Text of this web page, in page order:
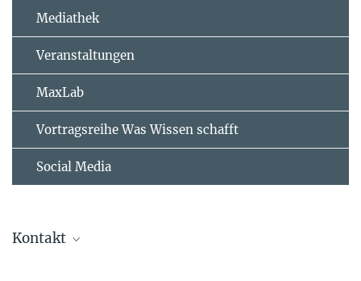
Mediathek
Veranstaltungen
MaxLab
Vortragsreihe Was Wissen schafft
Social Media
Kontakt